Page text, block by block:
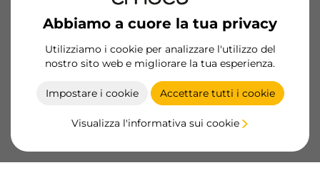
Abbiamo a cuore la tua privacy
Utilizziamo i cookie per analizzare l'utilizzo del
nostro sito web e migliorare la tua esperienza.
Impostare i cookie Accettare tutti i cookie
Visualizza l'informativa sui cookie
Diventa cliente
Scheda prodotto